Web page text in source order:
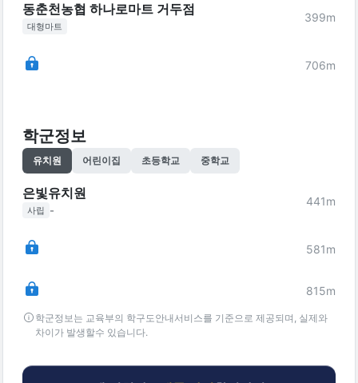
동춘천농협 하나로마트 거두점
대형마트
399m
706m
학군정보
유치원 어린이집 초등학교 중학교
은빛유치원
사립 -
441m
581m
815m
학군정보는 교육부의 학구도안내서비스를 기준으로 제공되며, 실제와
차이가 발생할수 있습니다.